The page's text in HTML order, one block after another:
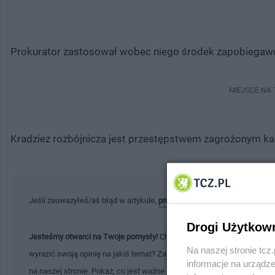
Prokurator zastosował wobec niego środek
MIEJSCE NA
Kradzież rozbójnicza jest przestępstwem zagrożonym
Jeśli zauważyłeś/aś błąd w artykule, prosimy o kontakt
Jesteśmy otwarci na Twoje pomysły! Chcesz podzielić się ważną
wyrazić swoją opinię na jakiś temat? Zapraszamy Cię do tworzenia
na naszej stronie. Pokaż, co jest ważne dla Ciebie i Twojej
Drogi
Na naszej stronie
informacje na